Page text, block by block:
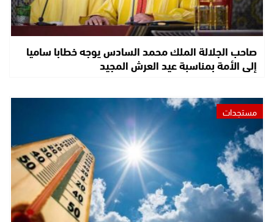
صاحب الجلالة الملك محمد السادس يوجه خطابا ساميا
إلى الأمة بمناسبة عيد العرش المجيد
مستجدات